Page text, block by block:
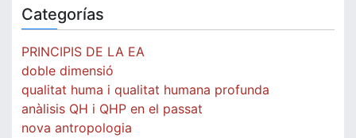
Categorías
PRINCIPIS DE LA EA
doble dimensió
qualitat huma i qualitat humana profunda
anàlisis QH i QHP en el passat
nova antropologia